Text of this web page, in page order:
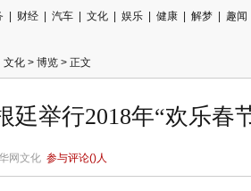
财经 汽车 文化 娱乐 健康 解梦 趣闻
文化 > 博览 > 正文
廷举行2018年“欢乐春
网文化 参与评论()人